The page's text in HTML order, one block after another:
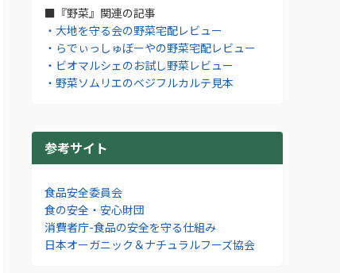
■『野菜』関連の記事
・大地を守る会の野菜宅配レビュー
・らでぃっしゅぼーやの野菜宅配レビュー
・ビオマルシェのお試し野菜レビュー
・野菜ソムリエのベジフルカルテ見本
参考サイト
食品安全委員会
食の安全・安心財団
消費者庁-食品の安全を守る仕組み
日本オーガニック＆ナチュラルフーズ協会